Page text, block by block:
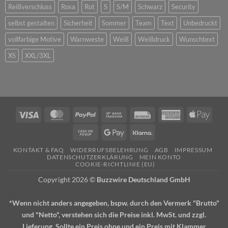
Reißverschluss
Rosa Rot S S/M Schwarz
Security
selbst gestalten
Sicherheit Sommer Team Text
Unbedruckt
vollfarbige Motive
Warnweste Weiß Weißdruck
Wunschtext
XS
XXL/3XL
Visa MasterCardPayPal
Bank
Rechung
AmericanApple
Cash
Pickup
Google
KONTAKT & FAQ WIDERRUFSBELEHRUNG AGB
IMPRESSUM
DATENSCHUTZERKLÄRUNG
MEIN KONTO
COOKIE-RICHTLINIE (EU)
Copyright 2026 © Buzzwire Deutschland GmbH
*Wenn nicht anders angegeben, bspw. durch den Vermerk "Brutto"
und "Netto", verstehen sich die Preise inkl. MwSt. und zzgl.